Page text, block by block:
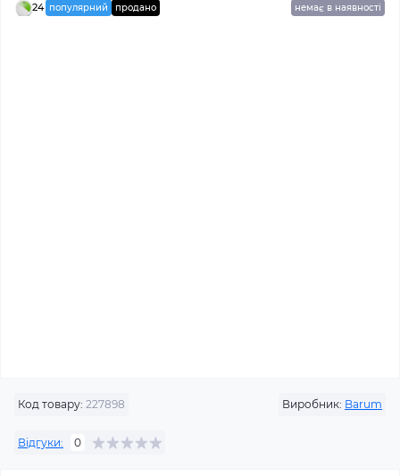
24 популярний продано немає в наявності
Код товару: 227898 Виробник: Barum
Відгуки: 0